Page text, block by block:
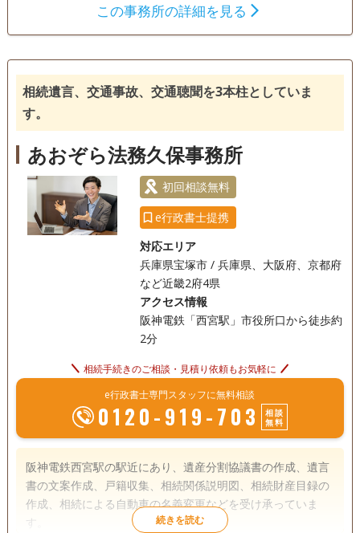
遺産分割
相続人調査
この事務所の詳細を見る
相続遺言、交通事故、交通聴聞を3本柱としていま
す。
あおぞら法務久保事務所
初回相談無料
e行政書士提携
対応エリア
兵庫県宝塚市 / 兵庫県、大阪府、京都府
など近畿2府4県
アクセス情報
阪神電鉄「西宮駅」市役所口から徒歩約
2分
相続手続きのご相談・見積り依頼もお気軽に
e行政書士専門スタッフに無料相談
0120-919-703
相談
無料
阪神電鉄西宮駅の駅近にあり、遺産分割協議書の作成、遺言
書の文案作成、戸籍収集、相続関係説明図、相続財産目録の
作成、相続による自動車の名義変更などを受け承っていま
す。